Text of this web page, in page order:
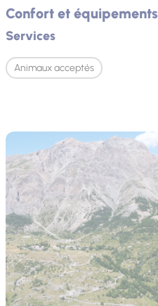
Confort et équipements
Services
Animaux acceptés